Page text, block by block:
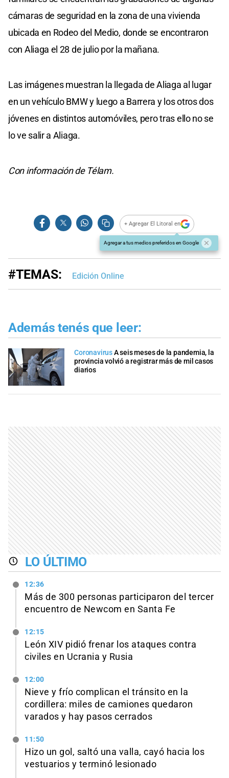
cámaras de seguridad en la zona de una vivienda
ubicada en Rodeo del Medio, donde se encontraron
con Aliaga el 28 de julio por la mañana.
Las imágenes muestran la llegada de Aliaga al lugar
en un vehículo BMW y luego a Barrera y los otros dos
jóvenes en distintos automóviles, pero tras ello no se
lo ve salir a Aliaga.
Con información de Télam.
+ Agregar El Litoral en
Agregar a tus medios preferidos en Google
#TEMAS: Edición Online
Además tenés que leer:
CoronavirusA seis meses de la pandemia, la
provincia volvió a registrar más de mil casos
diarios
LO ÚLTIMO
12:36
Más de 300 personas participaron del tercer
encuentro de Newcom en Santa Fe
12:15
León XIV pidió frenar los ataques contra
civiles en Ucrania y Rusia
12:00
Nieve y frío complican el tránsito en la
cordillera: miles de camiones quedaron
varados y hay pasos cerrados
11:50
Hizo un gol, saltó una valla, cayó hacia los
vestuarios y terminó lesionado